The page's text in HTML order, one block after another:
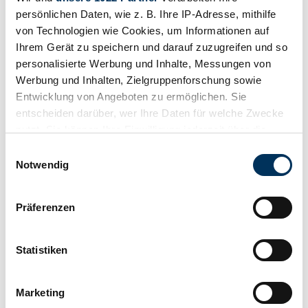
persönlichen Daten, wie z. B. Ihre IP-Adresse, mithilfe
von Technologien wie Cookies, um Informationen auf
Ihrem Gerät zu speichern und darauf zuzugreifen und so
personalisierte Werbung und Inhalte, Messungen von
Werbung und Inhalten, Zielgruppenforschung sowie
Entwicklung von Angeboten zu ermöglichen. Sie
entscheiden darüber, wer Ihre Daten für welche Zwecke
Trigger Symbol ändern oder widerrufen
Informationen über Ihre geografische Lage
können
bestimmten Merkmalen (Fingerprinting) identifizieren
Erfahren Sie mehr darüber, wie Ihre persönlichen Daten
Notwendig
Präferenzen
Statistiken
Marketing
Expired listing